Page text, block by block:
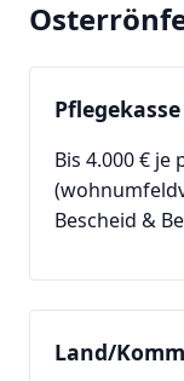
Pflegekasse
Bis 4.000 €
Bescheid &
Land/